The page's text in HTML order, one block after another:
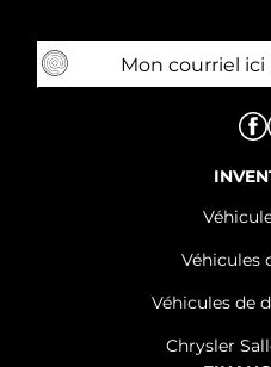
Véhicules
Véhicules de
Chrysler